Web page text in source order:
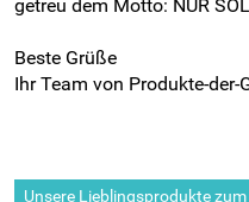
getreu dem Motto: NUR
Beste Grüße
Ihr Team von Produkte-der-
Unsere Lieblingsprodukte